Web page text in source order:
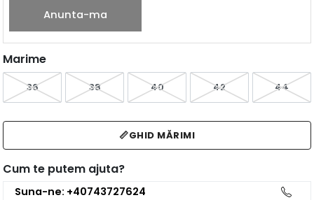
Anunta-ma
Marime
36 38 40 42 44
📏GHID MĂRIMI
Cum te putem ajuta?
Suna-ne: +40743727624